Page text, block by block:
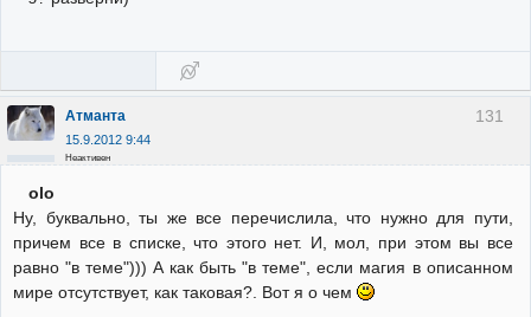
131
Атманта
15.9.2012 9:44
Неактивен
olo
Ну, буквально, ты же все перечислила, что нужно для пути,
причем все в списке, что этого нет. И, мол, при этом вы все
равно "в теме"))) А как быть "в теме", если магия в описанном
мире отсутствует, как таковая?. Вот я о чем